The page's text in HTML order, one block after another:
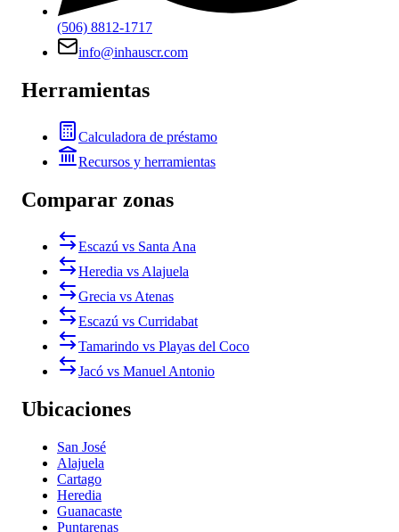
(506) 8812-1717
info@inhauscr.com
Herramientas
Calculadora de préstamo
Recursos y herramientas
Comparar zonas
Escazú vs Santa Ana
Heredia vs Alajuela
Grecia vs Atenas
Escazú vs Curridabat
Tamarindo vs Playas del Coco
Jacó vs Manuel Antonio
Ubicaciones
San José
Alajuela
Cartago
Heredia
Guanacaste
Puntarenas